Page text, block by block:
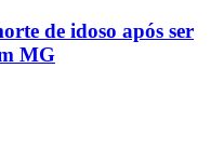
de idoso após ser
MG